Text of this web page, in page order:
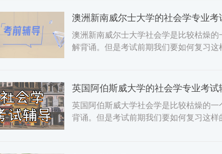
澳洲新南威尔士大学的社会学专业考
澳洲新南威尔士大学社会学是比较枯燥
解背诵。但是考试前期我们要如何复习这
英国阿伯斯威大学的社会学专业考试
英国阿伯斯威大学社会学是比较枯燥的
背诵。但是考试前期我们要如何复习这